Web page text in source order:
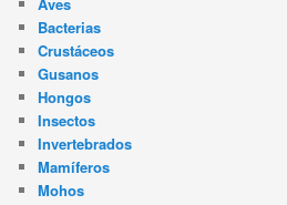
Bacterias
Crustáceos
Gusanos
Hongos
Insectos
Invertebrados
Mamíferos
Mohos